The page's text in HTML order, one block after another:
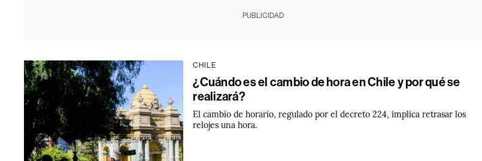
PUBLICIDAD
CHILE
¿Cuándo es el cambio de hora en Chile y por qué se
realizará?
El cambio de horario, regulado por el decreto 224, implica retrasar los
relojes una hora.